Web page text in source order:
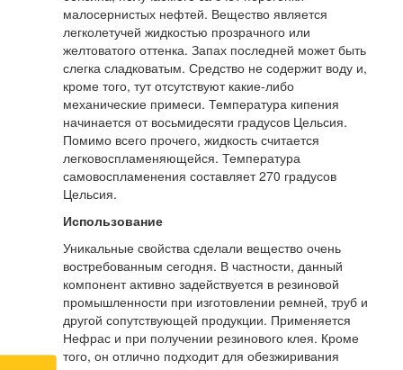
малосернистых нефтей. Вещество является
легколетучей жидкостью прозрачного или
желтоватого оттенка. Запах последней может быть
слегка сладковатым. Средство не содержит воду и,
кроме того, тут отсутствуют какие-либо
механические примеси. Температура кипения
начинается от восьмидесяти градусов Цельсия.
Помимо всего прочего, жидкость считается
легковоспламеняющейся. Температура
самовоспламенения составляет 270 градусов
Цельсия.
Использование
Уникальные свойства сделали вещество очень
востребованным сегодня. В частности, данный
компонент активно задействуется в резиновой
промышленности при изготовлении ремней, труб и
другой сопутствующей продукции. Применяется
Нефрас и при получении резинового клея. Кроме
того, он отлично подходит для обезжиривания